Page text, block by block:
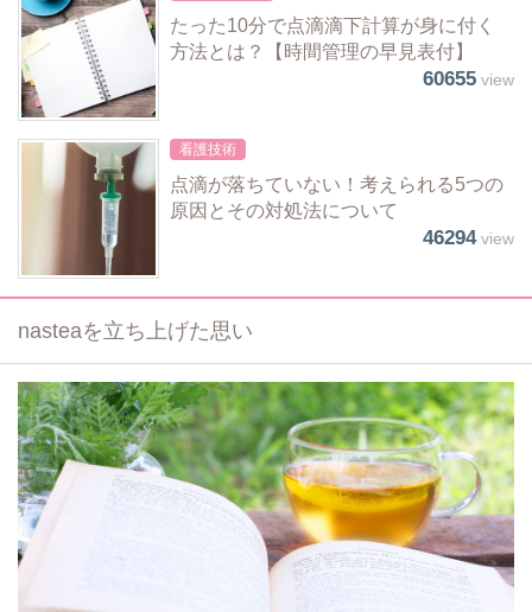
たった10分で点滴滴下計算が身に付く
方法とは？【時間管理の早見表付】
60655view
看護技術
点滴が落ちていない！考えられる5つの
原因とその対処法について
46294view
nasteaを立ち上げた思い